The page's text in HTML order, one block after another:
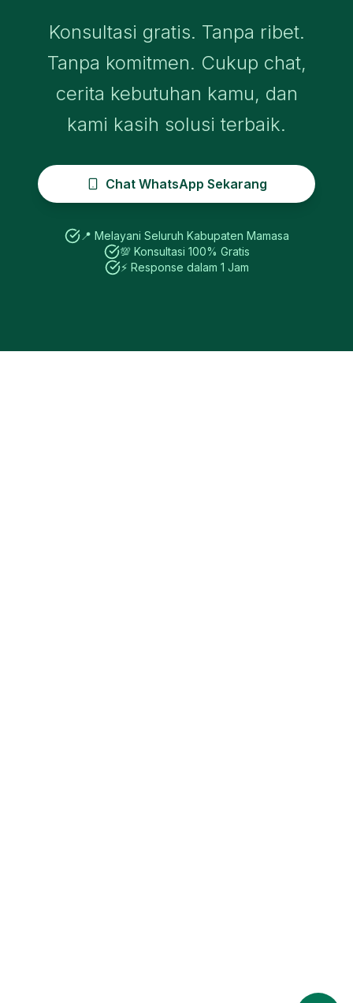
Konsultasi gratis. Tanpa ribet.
Tanpa komitmen. Cukup chat,
cerita kebutuhan kamu, dan
kami kasih solusi terbaik.
Chat WhatsApp Sekarang
📍 Melayani Seluruh Kabupaten Mamasa
💯 Konsultasi 100% Gratis
⚡ Response dalam 1 Jam